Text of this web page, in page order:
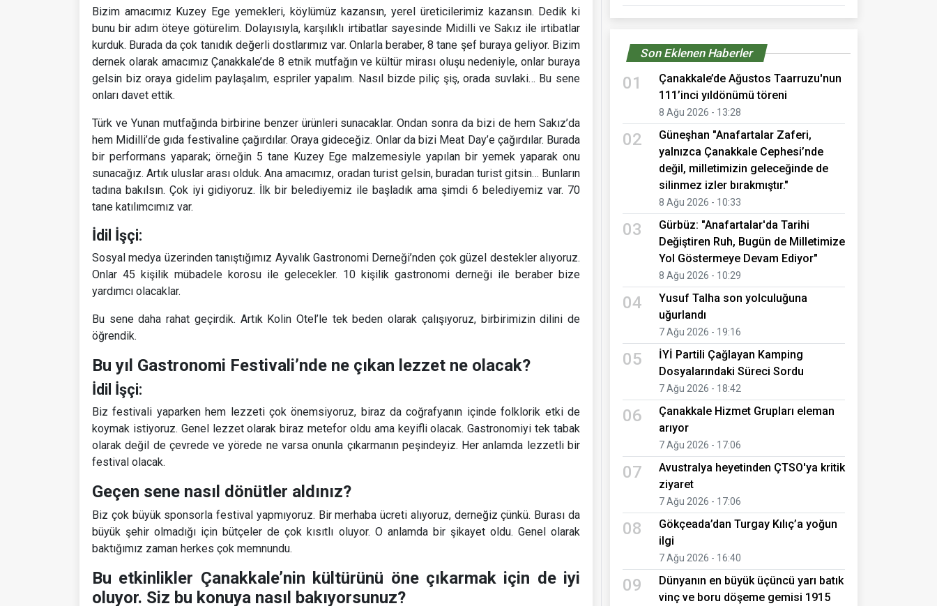
Bizim amacımız Kuzey Ege yemekleri, köylümüz kazansın, yerel üreticilerimiz kazansın. Dedik ki
bunu bir adım öteye götürelim. Dolayısıyla, karşılıklı irtibatlar sayesinde Midilli ve Sakız ile irtibatlar
kurduk. Burada da çok tanıdık değerli dostlarımız var. Onlarla beraber, 8 tane şef buraya geliyor. Bizim
dernek olarak amacımız Çanakkale’de 8 etnik mutfağın ve kültür mirası oluşu nedeniyle, onlar buraya
gelsin biz oraya gidelim paylaşalım, espriler yapalım. Nasıl bizde piliç şiş, orada suvlaki… Bu sene
onları davet ettik.
Türk ve Yunan mutfağında birbirine benzer ürünleri sunacaklar. Ondan sonra da bizi de hem Sakız’da
hem Midilli’de gıda festivaline çağırdılar. Oraya gideceğiz. Onlar da bizi Meat Day’e çağırdılar. Burada
bir performans yaparak; örneğin 5 tane Kuzey Ege malzemesiyle yapılan bir yemek yaparak onu
sunacağız. Artık uluslar arası olduk. Ana amacımız, oradan turist gelsin, buradan turist gitsin… Bunların
tadına bakılsın. Çok iyi gidiyoruz. İlk bir belediyemiz ile başladık ama şimdi 6 belediyemiz var. 70
tane katılımcımız var.
İdil İşçi:
Sosyal medya üzerinden tanıştığımız Ayvalık Gastronomi Derneği’nden çok güzel destekler alıyoruz.
Onlar 45 kişilik mübadele korosu ile gelecekler. 10 kişilik gastronomi derneği ile beraber bize
yardımcı olacaklar.
Bu sene daha rahat geçirdik. Artık Kolin Otel’le tek beden olarak çalışıyoruz, birbirimizin dilini de
öğrendik.
Bu yıl Gastronomi Festivali’nde ne çıkan lezzet ne olacak?
İdil İşçi:
Biz festivali yaparken hem lezzeti çok önemsiyoruz, biraz da coğrafyanın içinde folklorik etki de
koymak istiyoruz. Genel lezzet olarak biraz metefor oldu ama keyifli olacak. Gastronomiyi tek tabak
olarak değil de çevrede ve yörede ne varsa onunla çıkarmanın peşindeyiz. Her anlamda lezzetli bir
festival olacak.
Geçen sene nasıl dönütler aldınız?
Biz çok büyük sponsorla festival yapmıyoruz. Bir merhaba ücreti alıyoruz, derneğiz çünkü. Burası da
büyük şehir olmadığı için bütçeler de çok kısıtlı oluyor. O anlamda bir şikayet oldu. Genel olarak
baktığımız zaman herkes çok memnundu.
Bu etkinlikler Çanakkale’nin kültürünü öne çıkarmak için de iyi
oluyor. Siz bu konuya nasıl bakıyorsunuz?
Son Eklenen Haberler
01
Çanakkale’de Ağustos Taarruzu'nun
111’inci yıldönümü töreni
8 Ağu 2026 - 13:28
02
Güneşhan "Anafartalar Zaferi,
yalnızca Çanakkale Cephesi’nde
değil, milletimizin geleceğinde de
silinmez izler bırakmıştır."
8 Ağu 2026 - 10:33
03
Gürbüz: "Anafartalar'da Tarihi
Değiştiren Ruh, Bugün de Milletimize
Yol Göstermeye Devam Ediyor"
8 Ağu 2026 - 10:29
04
Yusuf Talha son yolculuğuna
uğurlandı
7 Ağu 2026 - 19:16
05
İYİ Partili Çağlayan Kamping
Dosyalarındaki Süreci Sordu
7 Ağu 2026 - 18:42
06
Çanakkale Hizmet Grupları eleman
arıyor
7 Ağu 2026 - 17:06
07
Avustralya heyetinden ÇTSO'ya kritik
ziyaret
7 Ağu 2026 - 17:06
08
Gökçeada’dan Turgay Kılıç’a yoğun
ilgi
7 Ağu 2026 - 16:40
09
Dünyanın en büyük üçüncü yarı batık
vinç ve boru döşeme gemisi 1915